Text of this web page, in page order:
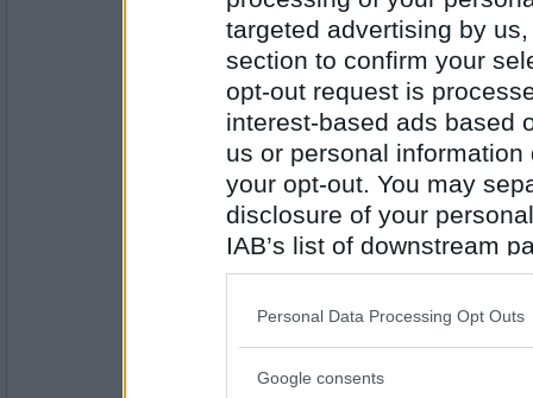
targeted advertising by
section to confirm your
opt-out request is
interest-based ads based
us or personal
your opt-out. You may
disclosure of your
IAB’s list of downstream
also be disclosed by us
Downstream Participants
Please note that this
Personal Data Processing Opt Outs
Google consents
Antal inlägg:
1771
mistmaster
Antal inlägg:
4652
vart ugnspotatis och oxfilé.
Minibitt
Antal inlägg:
Idag blev det en krämig pasta
smaksätta med. Pliktskyldigt en